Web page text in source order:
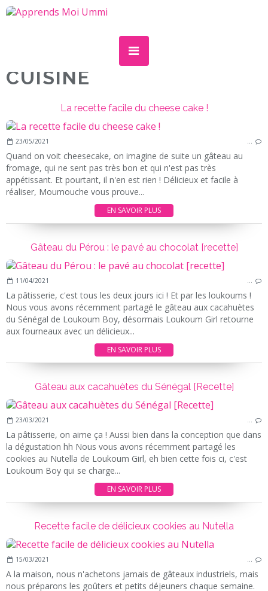
CUISINE
La recette facile du cheese cake !
23/05/2021 …
Quand on voit cheesecake, on imagine de suite un gâteau au
fromage, qui ne sent pas très bon et qui n'est pas très
appétissant. Et pourtant, il n'en est rien ! Délicieux et facile à
réaliser, Moumouche vous prouve...
EN SAVOIR PLUS
Gâteau du Pérou : le pavé au chocolat [recette]
11/04/2021 …
La pâtisserie, c'est tous les deux jours ici ! Et par les loukoums !
Nous vous avons récemment partagé le gâteau aux cacahuètes
du Sénégal de Loukoum Boy, désormais Loukoum Girl retourne
aux fourneaux avec un délicieux...
EN SAVOIR PLUS
Gâteau aux cacahuètes du Sénégal [Recette]
23/03/2021 …
La pâtisserie, on aime ça ! Aussi bien dans la conception que dans
la dégustation hh Nous vous avons récemment partagé les
cookies au Nutella de Loukoum Girl, eh bien cette fois ci, c'est
Loukoum Boy qui se charge...
EN SAVOIR PLUS
Recette facile de délicieux cookies au Nutella
15/03/2021 …
A la maison, nous n'achetons jamais de gâteaux industriels, mais
nous préparons les goûters et petits déjeuners chaque semaine.